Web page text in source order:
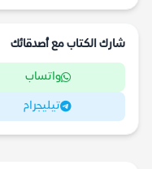
شارك الكتاب مع أصدقائك
واتساب
تيليجرام